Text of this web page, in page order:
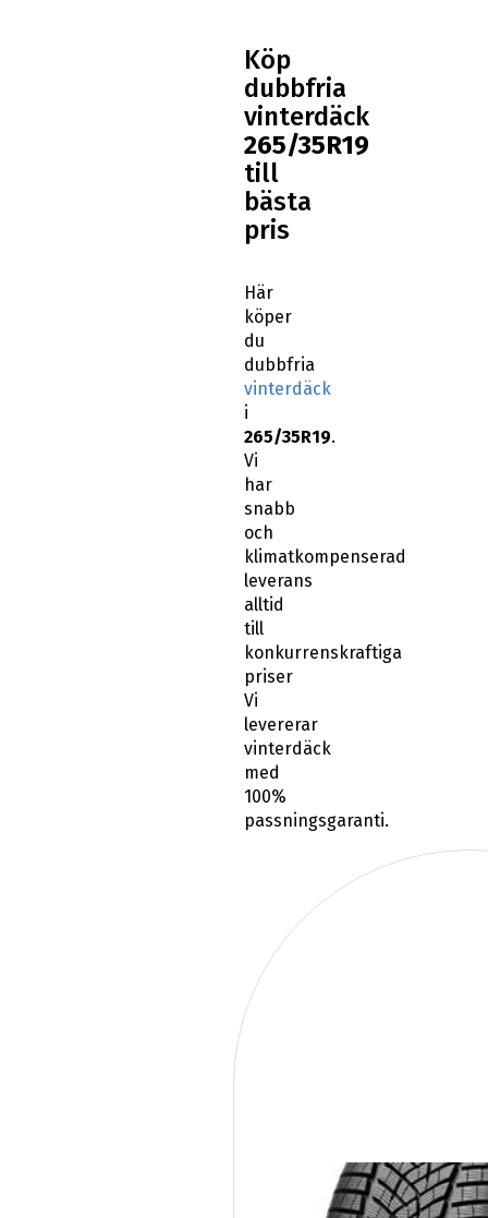
Köp
dubbfria
vinterdäck
265/35R19
till
bästa
pris
Här
köper
du
dubbfria
vinterdäck
i
265/35R19.
Vi
har
snabb
och
klimatkompenserad
leverans
alltid
till
konkurrenskraftiga
priser
Vi
levererar
vinterdäck
med
100%
passningsgaranti.